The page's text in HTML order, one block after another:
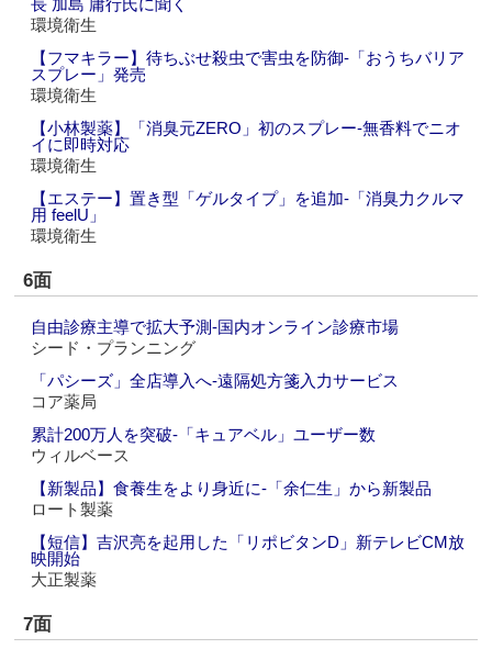
長 加島 庸行氏に聞く
環境衛生
【フマキラー】待ちぶせ殺虫で害虫を防御‐「おうちバリア
スプレー」発売
環境衛生
【小林製薬】「消臭元ZERO」初のスプレー‐無香料でニオ
イに即時対応
環境衛生
【エステー】置き型「ゲルタイプ」を追加‐「消臭力クルマ
用 feelU」
環境衛生
6面
自由診療主導で拡大予測‐国内オンライン診療市場
シード・プランニング
「パシーズ」全店導入へ‐遠隔処方箋入力サービス
コア薬局
累計200万人を突破‐「キュアベル」ユーザー数
ウィルベース
【新製品】食養生をより身近に‐「余仁生」から新製品
ロート製薬
【短信】吉沢亮を起用した「リポビタンD」新テレビCM放
映開始
大正製薬
7面